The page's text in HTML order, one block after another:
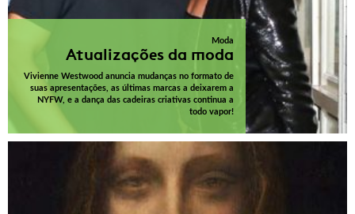
Moda
Atualizações da moda
Vivienne Westwood anuncia mudanças no formato de
suas apresentações, as últimas marcas a deixarem a
NYFW, e a dança das cadeiras criativas continua a
todo vapor!